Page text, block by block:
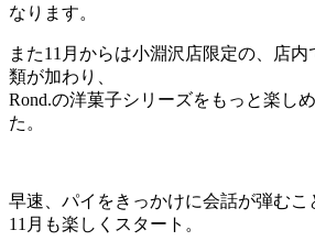
なります。
また11月からは小淵沢店限定の、店
類が加わり、
Rond.の洋菓子シリーズをもっと楽し
た。
早速、パイをきっかけに会話が弾むこ
11月も楽しくスタート。